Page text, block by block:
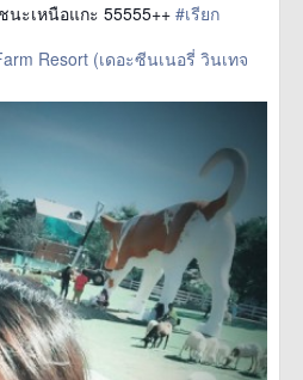
ะเหนือแกะ 55555++ #เรียก
Resort (เดอะซีนเนอรี่ วินเทจ